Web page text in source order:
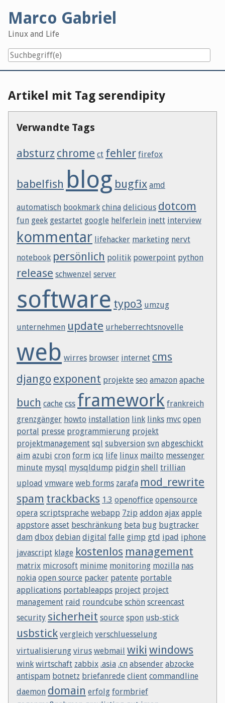
content
Marco Gabriel
Linux and Life
Artikel mit Tag serendipity
Verwandte Tags
absturz chrome ct fehler firefox
babelfish blog bugfix amd
automatisch bookmark china delicious dotcom
fun geek gestartet google helferlein inett interview
kommentar lifehacker marketing nervt
notebook persönlich politik powerpoint python
release schwenzel server
software typo3 umzug
unternehmen update urheberrechtsnovelle
web wirres browser internet cms
django exponent projekte seo amazon apache
buch cache css framework frankreich
grenzgänger howto installation link links mvc open
portal presse programmierung projekt
projektmanagement sql subversion svn abgeschickt
aim azubi cron form icq life linux mailto messenger
minute mysql mysqldump pidgin shell
trillian
upload vmware web forms zarafa mod_rewrite
spam trackbacks 1.3 openoffice opensource
opera scriptsprache webapp 7zip addon ajax apple
appstore asset beschränkung beta bug bugtracker
dam dbox debian digital falle gimp gtd ipad iphone
javascript klage kostenlos management
matrix microsoft minime monitoring mozilla nas
nokia open source packer patente portable
applications portableapps project project
management raid roundcube schön screencast
security sicherheit source spon usb-stick
usbstick vergleich verschluesselung
virtualisierung virus webmail wiki windows
wink wirtschaft zabbix .asia .cn absender abzocke
antispam botnetz briefanrede client commandline
daemon domain erfolg formbrief